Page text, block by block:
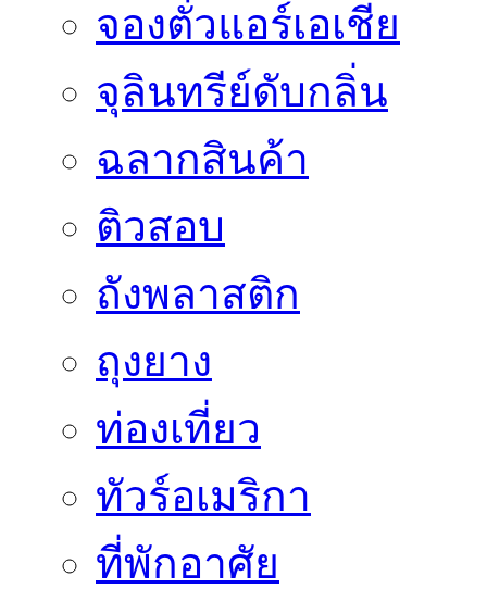
จองตั๋วแอร์เอเชีย
จุลินทรีย์ดับกลิ่น
ฉลากสินค้า
ติวสอบ
ถังพลาสติก
ถุงยาง
ท่องเที่ยว
ทัวร์อเมริกา
ที่พักอาศัย